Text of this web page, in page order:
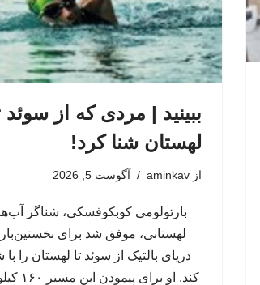
ببینید | مردی که از سوئد
لهستان شنا کرد!
از aminkav آگوست 5, 2026
بارتولومی کوبکوفسکی، شناگر
لهستانی، موفق شد برای
دریای بالتیک از سوئد تا لهستان را
کند. او